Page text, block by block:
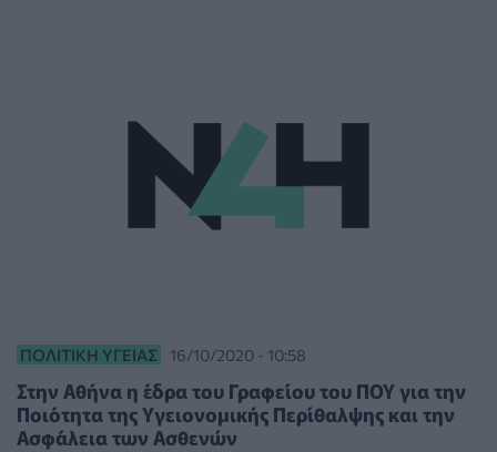
ΠΟΛΙΤΙΚΉ ΥΓΕΊΑΣ 16/10/2020 - 10:58
Στην Αθήνα η έδρα του Γραφείου του ΠΟΥ για την
Ποιότητα της Υγειονομικής Περίθαλψης και την
Ασφάλεια των Ασθενών